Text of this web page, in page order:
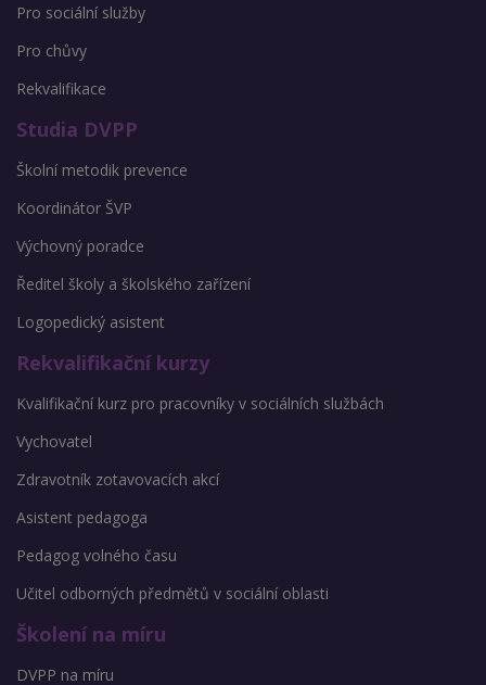
Pro sociální služby
Pro chůvy
Rekvalifikace
Studia DVPP
Školní metodik prevence
Koordinátor ŠVP
Výchovný poradce
Ředitel školy a školského zařízení
Logopedický asistent
Rekvalifikační kurzy
Kvalifikační kurz pro pracovníky v sociálních službách
Vychovatel
Zdravotník zotavovacích akcí
Asistent pedagoga
Pedagog volného času
Učitel odborných předmětů v sociální oblasti
Školení na míru
DVPP na míru